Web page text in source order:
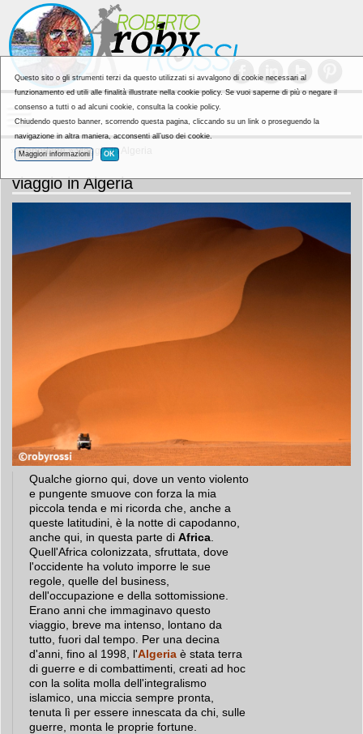
»Reportage » viaggio in Algeria
viaggio in Algeria
Qualche giorno qui, dove un vento violento
e pungente smuove con forza la mia
piccola tenda e mi ricorda che, anche a
queste latitudini, è la notte di capodanno,
anche qui, in questa parte diAfrica
Quell'Africa colonizzata, sfruttata, dove
l'occidente ha voluto imporre le sue
regole, quelle del business,
dell'occupazione e della sottomissione.
Erano anni che immaginavo questo
viaggio, breve ma intenso, lontano da
tutto, fuori dal tempo. Per una decina
d'anni, fino al 1998, l'Algeria è stata terra
di guerre e di combattimenti, creati ad hoc
con la solita molla dell'integralismo
islamico, una miccia sempre pronta,
tenuta lì per essere innescata da chi, sulle
guerre, monta le proprie fortune.
Questo sito o gli strumenti terzi da questo utilizzati si avvalgono di cookie necessari al
funzionamento ed utili alle finalità illustrate nella cookie policy. Se vuoi saperne di più o negare il
consenso a tutti o ad alcuni cookie, consulta la cookie policy.
Chiudendo questo banner, scorrendo questa pagina, cliccando su un link o proseguendo la
navigazione in altra maniera, acconsenti all’uso dei cookie.
Maggiori informazioni OK